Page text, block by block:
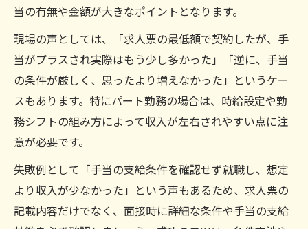
各種手当を活用したサービス提供責任者の
収入増戦略
サービス提供責任者が年収を上げる工夫と
実践法
給与アップに直結するサービス提供責任者
のポイント
サービス提供責任者の昇給事例から学ぶ工
夫
各種手当が総収入に与える影響とは
サービス提供責任者と手当の関係性を徹底
当の有無や金額が大きなポイントとなります。
現場の声としては、「求人票の最低額で契約したが、手
当がプラスされ実際はもう少し多かった」「逆に、手当
の条件が厳しく、思ったより増えなかった」というケー
スもあります。特にパート勤務の場合は、時給設定や勤
務シフトの組み方によって収入が左右されやすい点に注
意が必要です。
失敗例として「手当の支給条件を確認せず就職し、想定
より収入が少なかった」という声もあるため、求人票の
記載内容だけでなく、面接時に詳細な条件や手当の支給